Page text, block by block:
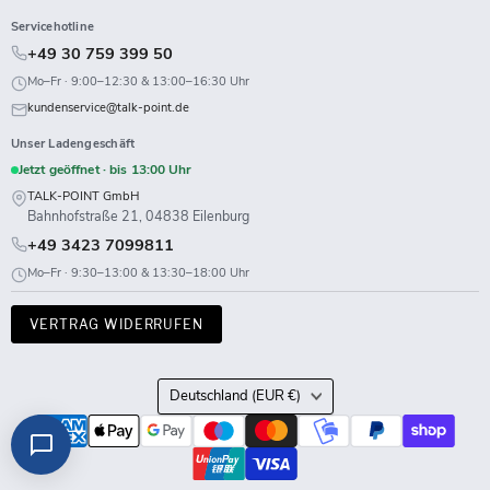
Servicehotline
+49 30 759 399 50
Mo–Fr · 9:00–12:30 & 13:00–16:30 Uhr
kundenservice@talk-point.de
Unser Ladengeschäft
Jetzt geöffnet · bis 13:00 Uhr
TALK-POINT GmbH
Bahnhofstraße 21, 04838 Eilenburg
+49 3423 7099811
Mo–Fr · 9:30–13:00 & 13:30–18:00 Uhr
VERTRAG WIDERRUFEN
Land
Deutschland (EUR €)